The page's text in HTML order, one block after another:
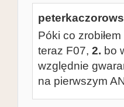
Póki co
teraz F07, 2. bo
względnie
na pierwszym